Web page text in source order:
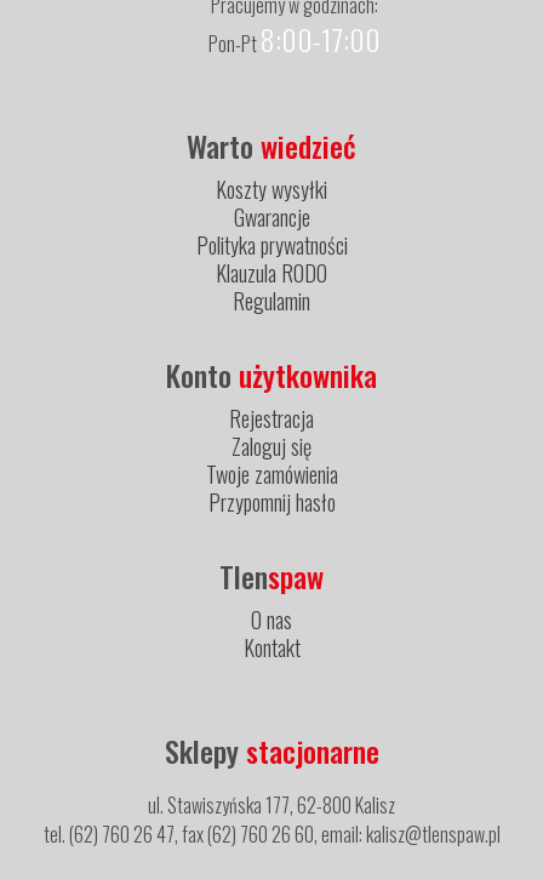
Pon-Pt8:00-17:00
Wartowiedzieć
Koszty wysyłki
Gwarancje
Polityka prywatności
Klauzula RODO
Regulamin
Konto użytkownika
Rejestracja
Zaloguj się
Twoje zamówienia
Przypomnij hasło
Tlenspaw
O nas
Kontakt
Sklepystacjonarne
ul. Stawiszyńska 177, 62-800 Kalisz
tel. (62) 760 26 47, fax (62) 760 26 60, email: kalisz@tlenspaw.pl